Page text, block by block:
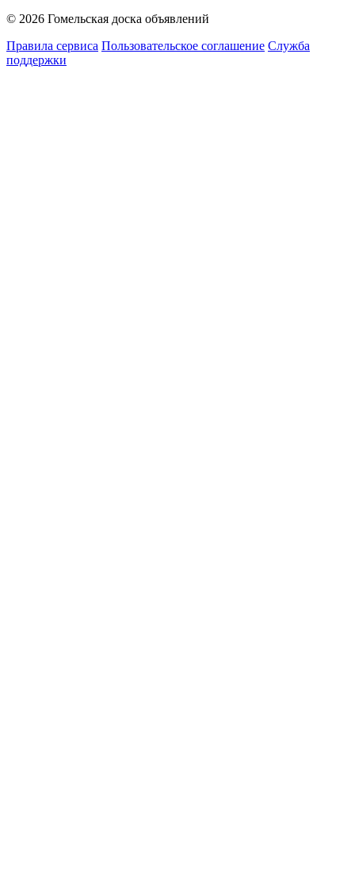
© 2026 Гомельская доска объявлений
Правила сервиса Пользовательское соглашение Служба
поддержки